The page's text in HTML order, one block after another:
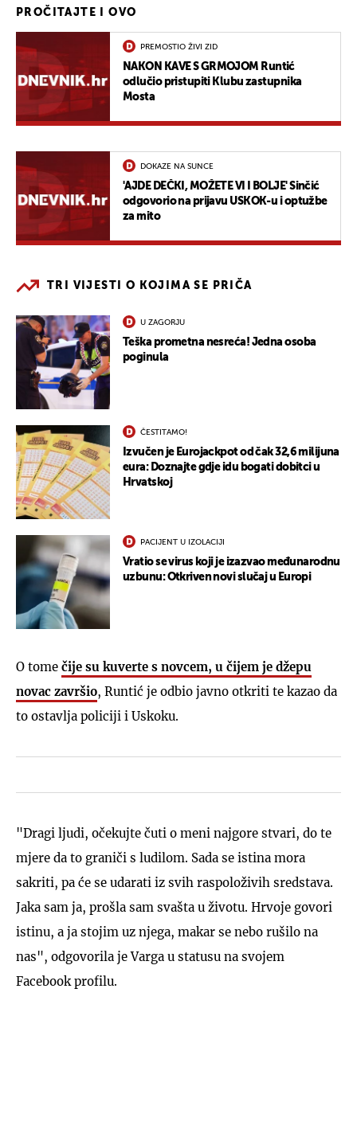
PROČITAJTE I OVO
PREMOSTIO ŽIVI ZID
NAKON KAVE S GRMOJOM Runtić
odlučio pristupiti Klubu zastupnika
Mosta
DOKAZE NA SUNCE
'AJDE DEČKI, MOŽETE VI I BOLJE' Sinčić
odgovorio na prijavu USKOK-u i optužbe
za mito
TRI VIJESTI O KOJIMA SE PRIČA
U ZAGORJU
Teška prometna nesreća! Jedna osoba
poginula
ČESTITAMO!
Izvučen je Eurojackpot od čak 32,6 milijuna
eura: Doznajte gdje idu bogati dobitci u
Hrvatskoj
PACIJENT U IZOLACIJI
Vratio se virus koji je izazvao međunarodnu
uzbunu: Otkriven novi slučaj u Europi
O tome čije su kuverte s novcem, u čijem je džepu
novac završio, Runtić je odbio javno otkriti te kazao da
to ostavlja policiji i Uskoku.
"Dragi ljudi, očekujte čuti o meni najgore stvari, do te
mjere da to graniči s ludilom. Sada se istina mora
sakriti, pa će se udarati iz svih raspoloživih sredstava.
Jaka sam ja, prošla sam svašta u životu. Hrvoje govori
istinu, a ja stojim uz njega, makar se nebo rušilo na
nas", odgovorila je Varga u statusu na svojem
Facebook profilu.